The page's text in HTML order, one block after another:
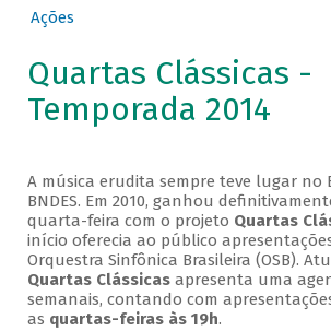
Ações
Quartas Clássicas -
Temporada 2014
A música erudita sempre teve lugar no
BNDES. Em 2010, ganhou
quarta-feira com o projeto Quartas
início oferecia ao público
Orquestra Sinfônica Brasileira (OSB).
Quartas Clássicasapresenta uma
semanais, contando com
as quartas-feiras às 19h.